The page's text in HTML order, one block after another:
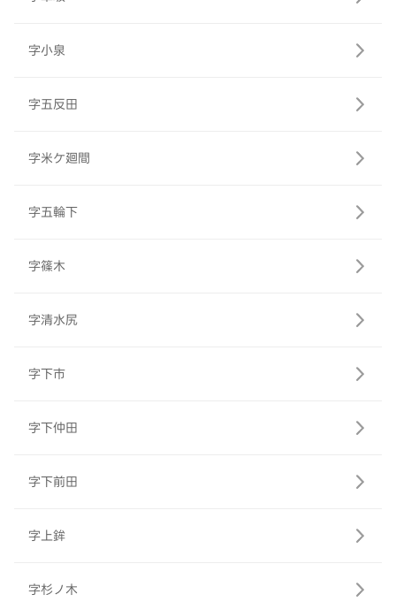
字小泉
字五反田
字米ケ廻間
字五輪下
字篠木
字清水尻
字下市
字下仲田
字下前田
字上鉾
字杉ノ木